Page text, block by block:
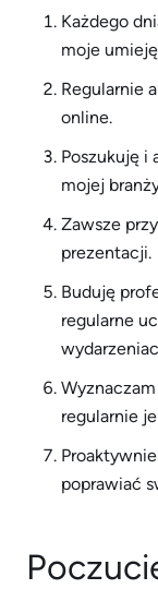
Każdego
moje
Regularnie
online.
Poszukuję i
mojej
Zawsze
prezentacji.
Buduję
regularne
regularnie
poprawiać